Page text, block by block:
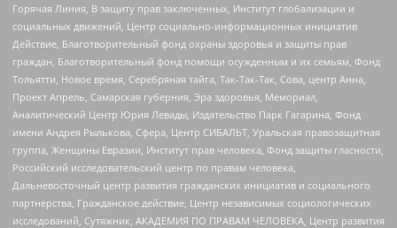
Горячая Линия, В защиту прав заключенных, Институт глобализации и
социальных движений, Центр социально-информационных инициатив
Действие, Благотворительный фонд охраны здоровья и защиты прав
граждан, Благотворительный фонд помощи осужденным и их семьям, Фонд
Тольятти, Новое время, Серебряная тайга, Так-Так-Так, Сова, центр Анна,
Проект Апрель, Самарская губерния, Эра здоровья, Мемориал,
Аналитический Центр Юрия Левады, Издательство Парк Гагарина, Фонд
имени Андрея Рылькова, Сфера, Центр СИБАЛЬТ, Уральская правозащитная
группа, Женщины Евразии, Институт прав человека, Фонд защиты гласности,
Российский исследовательский центр по правам человека,
Дальневосточный центр развития гражданских инициатив и социального
партнерства, Гражданское действие, Центр независимых социологических
исследований, Сутяжник, АКАДЕМИЯ ПО ПРАВАМ ЧЕЛОВЕКА, Центр развития